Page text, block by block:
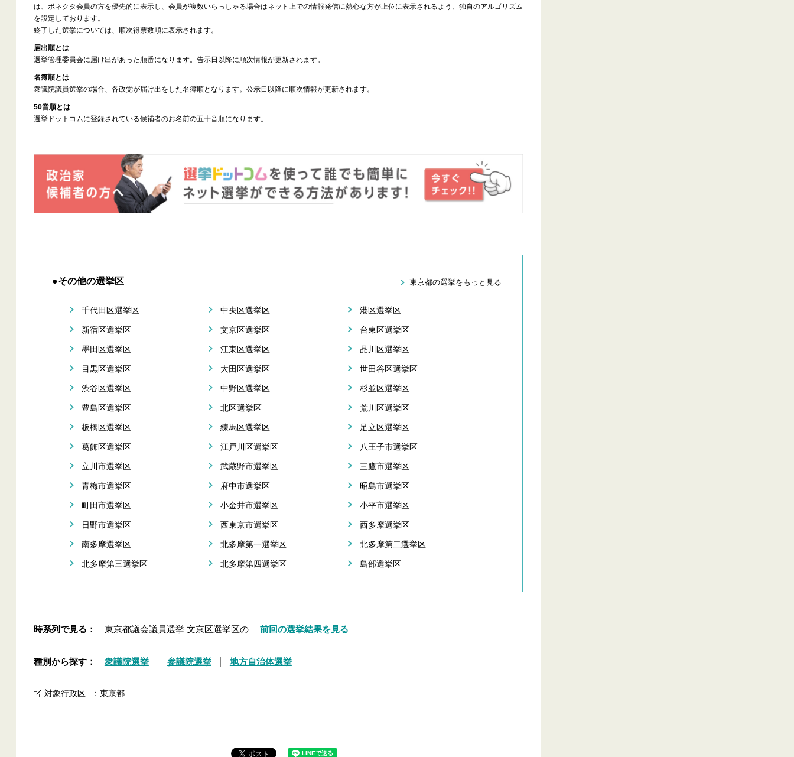
は、ボネクタ会員の方を優先的に表示し、会員が複数いらっしゃる場合はネット上での情報発信に熱心な方が上位に表示されるよう、独自のアルゴリズム
を設定しております。
終了した選挙については、順次得票数順に表示されます。
届出順とは
選挙管理委員会に届け出があった順番になります。告示日以降に順次情報が更新されます。
名簿順とは
衆議院議員選挙の場合、各政党が届け出をした名簿順となります。公示日以降に順次情報が更新されます。
50音順とは
選挙ドットコムに登録されている候補者のお名前の五十音順になります。
●その他の選挙区 東京都の選挙をもっと見る
千代田区選挙区 中央区選挙区 港区選挙区
新宿区選挙区 文京区選挙区 台東区選挙区
墨田区選挙区 江東区選挙区 品川区選挙区
目黒区選挙区 大田区選挙区 世田谷区選挙区
渋谷区選挙区 中野区選挙区 杉並区選挙区
豊島区選挙区 北区選挙区 荒川区選挙区
板橋区選挙区 練馬区選挙区 足立区選挙区
葛飾区選挙区 江戸川区選挙区 八王子市選挙区
立川市選挙区 武蔵野市選挙区 三鷹市選挙区
青梅市選挙区 府中市選挙区 昭島市選挙区
町田市選挙区 小金井市選挙区 小平市選挙区
日野市選挙区 西東京市選挙区 西多摩選挙区
南多摩選挙区 北多摩第一選挙区 北多摩第二選挙区
北多摩第三選挙区 北多摩第四選挙区 島部選挙区
時系列で見る： 東京都議会議員選挙 文京区選挙区の 前回の選挙結果を見る
種別から探す： 衆議院選挙 参議院選挙 地方自治体選挙
対象行政区 ： 東京都